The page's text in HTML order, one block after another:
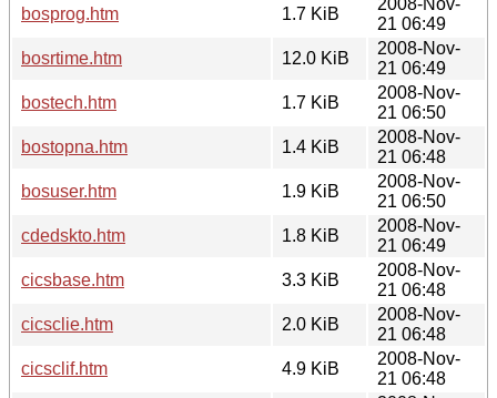
bosprog.htm
1.7 KiB
21 06:49
bosrtime.htm
12.0 KiB
2008-Nov-
21 06:49
bostech.htm
1.7 KiB
2008-Nov-
21 06:50
bostopna.htm
1.4 KiB
2008-Nov-
21 06:48
bosuser.htm
1.9 KiB
2008-Nov-
21 06:50
cdedskto.htm
1.8 KiB
2008-Nov-
21 06:49
cicsbase.htm
3.3 KiB
2008-Nov-
21 06:48
cicsclie.htm
2.0 KiB
2008-Nov-
21 06:48
cicsclif.htm
4.9 KiB
2008-Nov-
21 06:48